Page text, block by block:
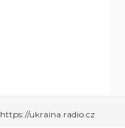
https://ukraina.radio.cz